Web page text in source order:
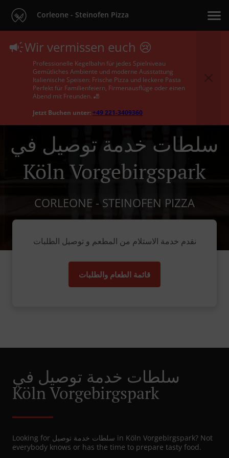
Corleone - Steinofen Pizza
Wir vermissen euch 😢
Professionelle Kegelbahn für jedes Spielniveau
Gemütliches Ambiente und moderne Ausstattung
Italienische Speisen: Frische Pizza und leckere Pasta
Perfekt für Familienfeiern, Firmenausflüge oder einen
Abend mit Freunden. 🎳
Jetzt Buchen unter:+49 221-3409360
سلطات خدمة توصيل في
Köln Vorgebirgspark
CORLEONE - STEINOFEN PIZZA
نقدم خدمة الاستلام من المطعم و توصيل الطلبات
قائمة الطعام والطلبات
سلطات خدمة توصيل في
Köln Vorgebirgspark
Looking for سلطات خدمة توصيل in Köln Vorgebirgspark? Not
everybody knows or has the time to prepare tasty food.